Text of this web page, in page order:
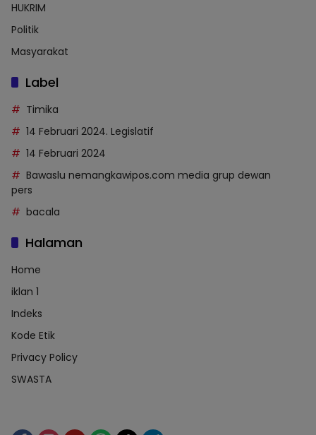
HUKRIM
Politik
Masyarakat
Label
Timika
14 Februari 2024. Legislatif
14 Februari 2024
Bawaslu nemangkawipos.com media grup dewan
pers
bacala
Halaman
Home
iklan 1
Indeks
Kode Etik
Privacy Policy
SWASTA